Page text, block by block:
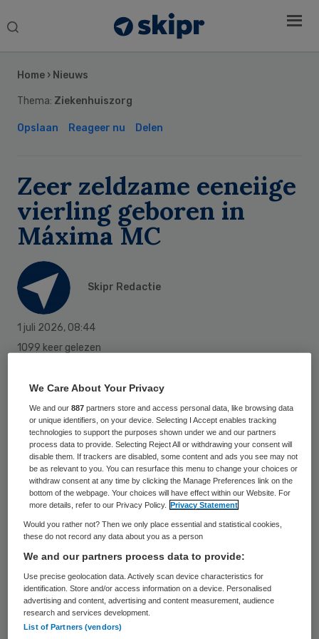
Search
Home › Nieuws
Thema: Ziekenhuiszorg
Opslaan Reageer nu Delen
Zeer zeldzame eeneiige
vierling geboren in
Máxima MC
Skipr Redactie
1 juli 2026, 08:44
1099 keer gelezen
geboren. Dat meldt het
Brabantse ziekenhuis. De geboorte van een
eeneiige vierling, die uit een natuurlijke
zwangerschap ontstond, is volgens
het ziekenhuis erg zeldzaam en speciaal.
Het gaat om vier jongens, die met 29 weken
ter wereld kwamen. Ze heten Adam, Amir,
Hassan en Hussein. Volgens de vader van
de vier gaat het goed met de kinderen. Het
gezin komt oorspronkelijk uit Gambia en
Sidebar
We Care About Your Privacy
We and our887 partners store and access personal data, like browsing data
or unique identifiers, on your device. Selecting I Accept enables tracking
technologies to support the purposes shown under we and our partners
process data to provide. Selecting Reject All or withdrawing your consent will
disable them. If trackers are disabled, some content and ads you see may not
be as relevant to you. You can resurface this menu to change your choices or
withdraw consent at any time by clicking the Manage Preferences link on the
bottom of the webpage. Your choices will have effect within our Website. For
more details, refer to our Privacy Policy.
Privacy Statement
Would you rather not? Then we only place essential and statistical cookies,
these do not record any data about you as a person
We and our partners process data to provide:
Use precise geolocation data. Actively scan device characteristics for
identification. Store and/or access information on a device. Personalised
advertising and content, advertising and content measurement, audience
research and services development.
List of Partners (vendors)